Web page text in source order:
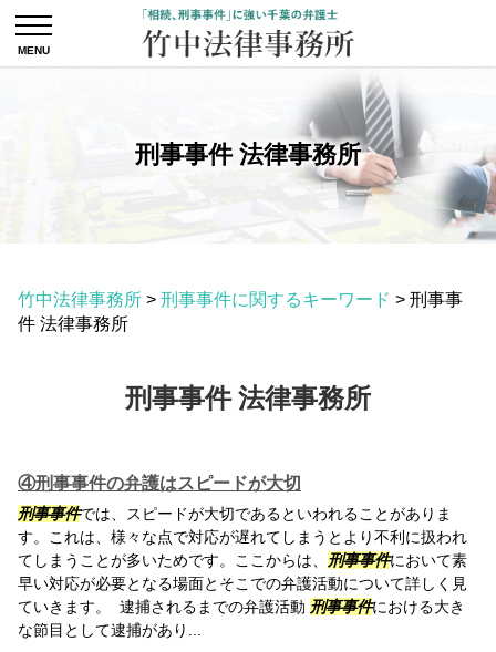
刑事事件 法律事務所
竹中法律事務所 > 刑事事件に関するキーワード > 刑事事
件 法律事務所
刑事事件 法律事務所
④刑事事件の弁護はスピードが大切
刑事事件では、スピードが大切であるといわれることがありま
す。これは、様々な点で対応が遅れてしまうとより不利に扱われ
てしまうことが多いためです。ここからは、 刑事事件において素
早い対応が必要となる場面とそこでの弁護活動について詳しく見
ていきます。 逮捕されるまでの弁護活動 刑事事件における大き
な節目として逮捕があり...